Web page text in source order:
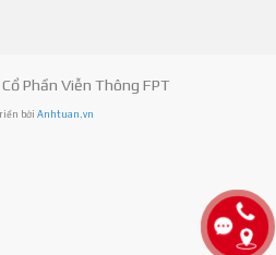
Phần Viễn Thông FPT
bởi Anhtuan.vn